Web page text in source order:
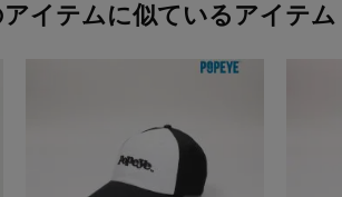
アイテムに似ているアイテム